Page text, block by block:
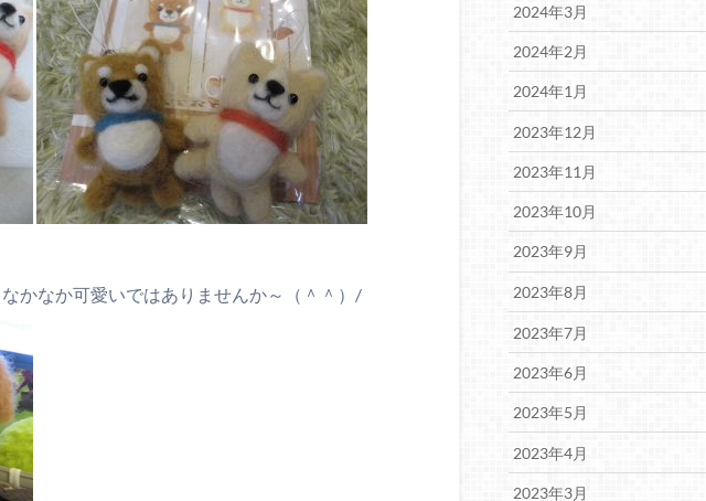
なか可愛いではありませんか～（＾＾）/
2024年3月
2024年2月
2024年1月
2023年12月
2023年11月
2023年10月
2023年9月
2023年8月
2023年7月
2023年6月
2023年5月
2023年4月
2023年3月